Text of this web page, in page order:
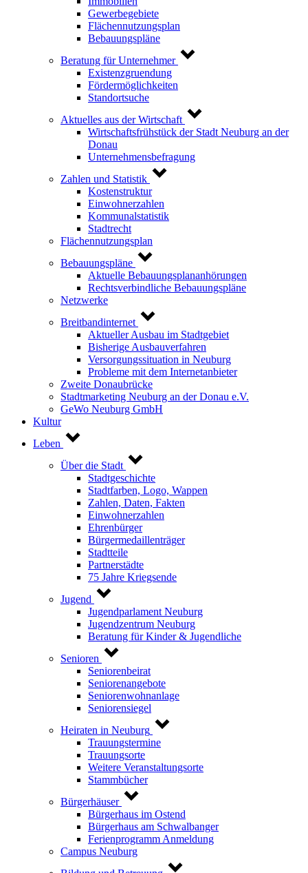
Gewerbegebiete
Flächennutzungsplan
Bebauungspläne
Beratung für Unternehmer
Existenzgruendung
Fördermöglichkeiten
Standortsuche
Aktuelles aus der Wirtschaft
Wirtschaftsfrühstück der Stadt Neuburg an der
Donau
Unternehmensbefragung
Zahlen und Statistik
Kostenstruktur
Einwohnerzahlen
Kommunalstatistik
Stadtrecht
Flächennutzungsplan
Bebauungspläne
Aktuelle Bebauungsplananhörungen
Rechtsverbindliche Bebauungspläne
Netzwerke
Breitbandinternet
Aktueller Ausbau im Stadtgebiet
Bisherige Ausbauverfahren
Versorgungssituation in Neuburg
Probleme mit dem Internetanbieter
Zweite Donaubrücke
Stadtmarketing Neuburg an der Donau e.V.
GeWo Neuburg GmbH
Kultur
Leben
Über die Stadt
Stadtgeschichte
Stadtfarben, Logo, Wappen
Zahlen, Daten, Fakten
Einwohnerzahlen
Ehrenbürger
Bürgermedaillenträger
Stadtteile
Partnerstädte
75 Jahre Kriegsende
Jugend
Jugendparlament Neuburg
Jugendzentrum Neuburg
Beratung für Kinder & Jugendliche
Senioren
Seniorenbeirat
Seniorenangebote
Seniorenwohnanlage
Seniorensiegel
Heiraten in Neuburg
Trauungstermine
Trauungsorte
Weitere Veranstaltungsorte
Stammbücher
Bürgerhäuser
Bürgerhaus im Ostend
Bürgerhaus am Schwalbanger
Ferienprogramm Anmeldung
Campus Neuburg